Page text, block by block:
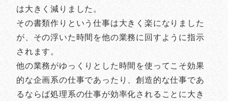
は大きく減りました。
その書類作りという仕事は大きく楽になりました
が、その浮いた時間を他の業務に回すように指示
されます。
他の業務がゆっくりとした時間を使ってこそ効果
的な企画系の仕事であったり、創造的な仕事であ
るならば処理系の仕事が効率化されることに大き